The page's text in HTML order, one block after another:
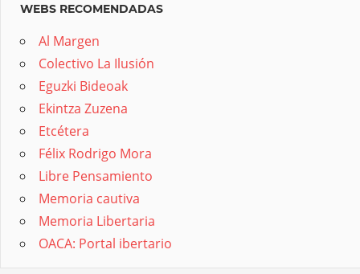
WEBS RECOMENDADAS
Al Margen
Colectivo La Ilusión
Eguzki Bideoak
Ekintza Zuzena
Etcétera
Félix Rodrigo Mora
Libre Pensamiento
Memoria cautiva
Memoria Libertaria
OACA: Portal ibertario